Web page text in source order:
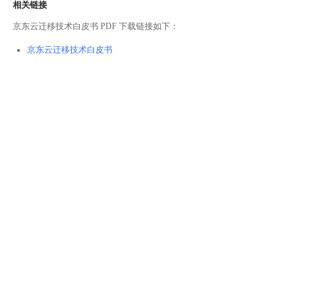
相关链接
京东云迁移技术白皮书 PDF 下载链接如下：
京东云迁移技术白皮书